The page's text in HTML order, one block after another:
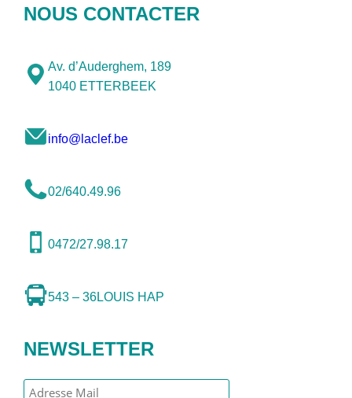
NOUS CONTACTER
Av. d’Auderghem, 189
1040 ETTERBEEK
info@laclef.be
02/640.49.96
0472/27.98.17
543 – 36LOUIS HAP
NEWSLETTER